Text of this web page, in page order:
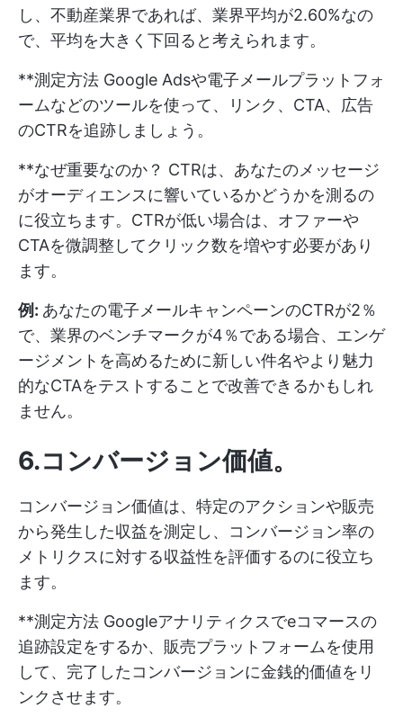
し、不動産業界であれば、業界平均が2.60%なの
で、平均を大きく下回ると考えられます。
**測定方法 Google Adsや電子メールプラットフォ
ームなどのツールを使って、リンク、CTA、広告
のCTRを追跡しましょう。
**なぜ重要なのか？ CTRは、あなたのメッセージ
がオーディエンスに響いているかどうかを測るの
に役立ちます。CTRが低い場合は、オファーや
CTAを微調整してクリック数を増やす必要があり
ます。
例: あなたの電子メールキャンペーンのCTRが2％
で、業界のベンチマークが4％である場合、エンゲ
ージメントを高めるために新しい件名やより魅力
的なCTAをテストすることで改善できるかもしれ
ません。
6.コンバージョン価値。
コンバージョン価値は、特定のアクションや販売
から発生した収益を測定し、コンバージョン率の
メトリクスに対する収益性を評価するのに役立ち
ます。
**測定方法 Googleアナリティクスでeコマースの
追跡設定をするか、販売プラットフォームを使用
して、完了したコンバージョンに金銭的価値をリ
ンクさせます。